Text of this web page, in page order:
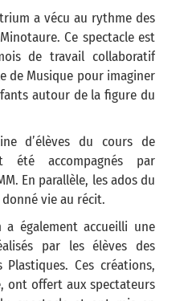
a vécu au rythme des
Ce spectacle est
de travail collaboratif
de Musique pour imaginer
autour de la figure du
d’élèves du cours de
été accompagnés par
En parallèle, les ados du
vie au récit.
également accueilli une
par les élèves des
Plastiques. Ces créations,
ont offert aux spectateurs